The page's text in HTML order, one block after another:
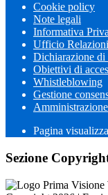
Cookie policy
Note legali
Informativa
Ufficio
Dichiarazione di
Obiettivi di
Whistleblowing
Gestione
Pagina
Sezione